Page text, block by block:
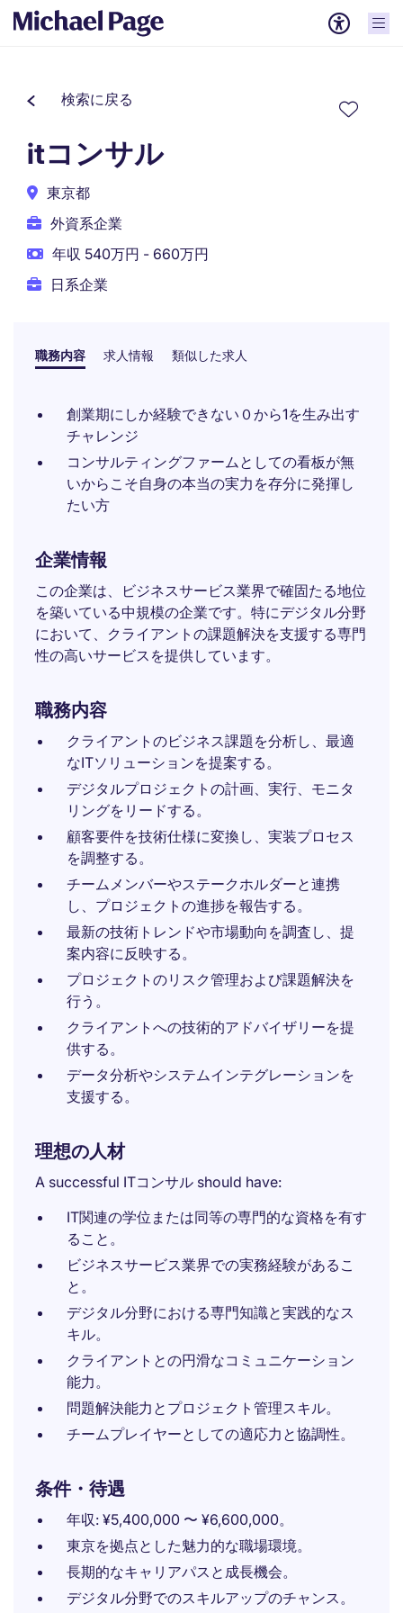
検索に戻る
itコンサル
東京都
外資系企業
年収 540万円 - 660万円
日系企業
職務内容 求人情報 類似した求人
創業期にしか経験できない０から1を生み出す
チャレンジ
コンサルティングファームとしての看板が無
いからこそ自身の本当の実力を存分に発揮し
たい方
企業情報
この企業は、ビジネスサービス業界で確固たる地位
を築いている中規模の企業です。特にデジタル分野
において、クライアントの課題解決を支援する専門
性の高いサービスを提供しています。
職務内容
クライアントのビジネス課題を分析し、最適
なITソリューションを提案する。
デジタルプロジェクトの計画、実行、モニタ
リングをリードする。
顧客要件を技術仕様に変換し、実装プロセス
を調整する。
チームメンバーやステークホルダーと連携
し、プロジェクトの進捗を報告する。
最新の技術トレンドや市場動向を調査し、提
案内容に反映する。
プロジェクトのリスク管理および課題解決を
行う。
クライアントへの技術的アドバイザリーを提
供する。
データ分析やシステムインテグレーションを
支援する。
理想の人材
A successful ITコンサル should have:
IT関連の学位または同等の専門的な資格を有す
ること。
ビジネスサービス業界での実務経験があるこ
と。
デジタル分野における専門知識と実践的なス
キル。
クライアントとの円滑なコミュニケーション
能力。
問題解決能力とプロジェクト管理スキル。
チームプレイヤーとしての適応力と協調性。
条件・待遇
年収: ¥5,400,000 〜 ¥6,600,000。
東京を拠点とした魅力的な職場環境。
長期的なキャリアパスと成長機会。
デジタル分野でのスキルアップのチャンス。